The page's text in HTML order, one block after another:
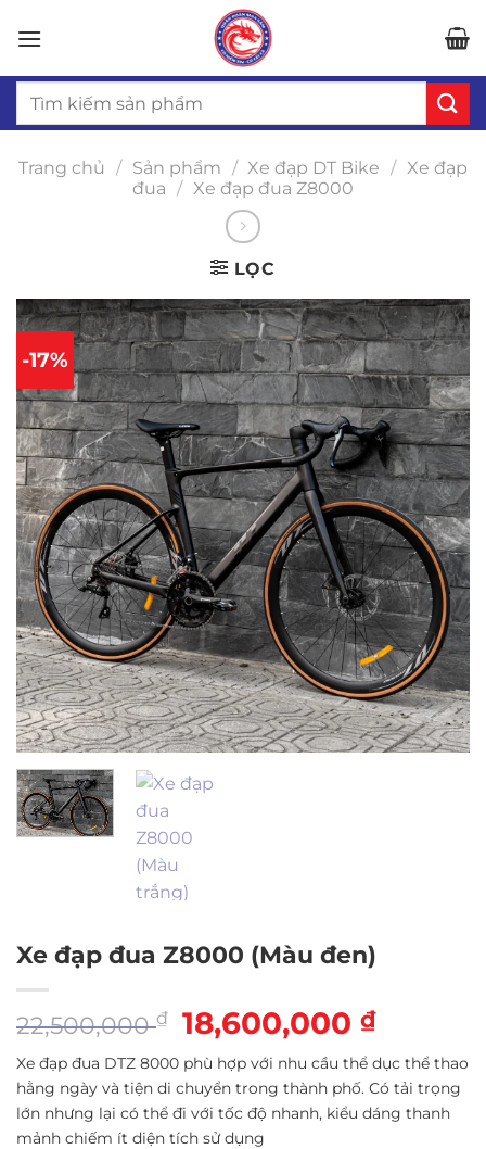
qua
dung
Tìm
Trang chủ / Sản phẩm / Xe đạp DT Bike / Xe đạp
đua / Xe đạp đua Z8000
LỌC
-17%
Xe đạp đua Z8000 (Màu đen)
22,500,000₫
Giá
gốc
là:
22,500,000 ₫.
18,600,000₫Giá
tại
là:
Xe đạp đua DTZ 8000 phù hợp với nhu cầu thể dục thể thao
hằng ngày và tiện di chuyển trong thành phố. Có tải trọng
lớn nhưng lại có thể đi với tốc độ nhanh, kiểu dáng thanh
mảnh chiếm ít diện tích sử dụng